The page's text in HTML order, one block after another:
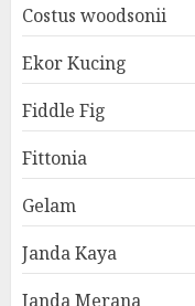
Costus woodsonii
Ekor Kucing
Fiddle Fig
Fittonia
Gelam
Janda Kaya
Janda Merana